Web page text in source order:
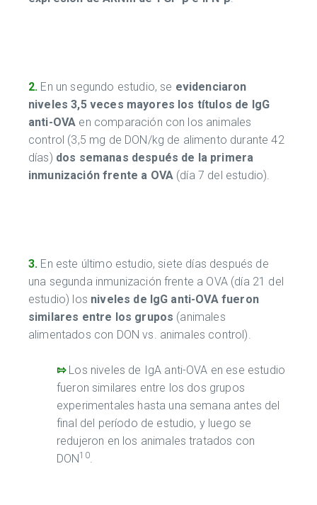
2. En un segundo estudio, se evidenciaron
niveles 3,5 veces mayores los títulos de IgG
anti-OVA en comparación con los animales
control (3,5 mg de DON/kg de alimento durante 42
días) dos semanas después de la primera
inmunización frente a OVA (día 7 del estudio).
3. En este último estudio, siete días después de
una segunda inmunización frente a OVA (día 21 del
estudio) los niveles de IgG anti-OVA fueron
similares entre los grupos (animales
alimentados con DON vs. animales control).
⇰ Los niveles de IgA anti-OVA en ese estudio
fueron similares entre los dos grupos
experimentales hasta una semana antes del
final del período de estudio, y luego se
redujeron en los animales tratados con
DON10.